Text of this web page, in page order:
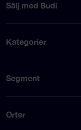
Sälj med Budi
Kategorier
Segment
Orter